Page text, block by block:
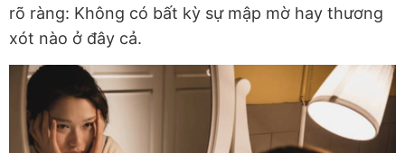
rõ ràng: Không có bất kỳ sự mập mờ hay thương
xót nào ở đây cả.